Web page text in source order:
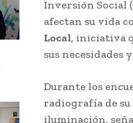
Inversión Social
afectan su vida
Local, iniciativa
sus necesidades
Durante los
radiografía de su
iluminación,